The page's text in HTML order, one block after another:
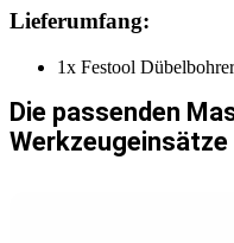
Lieferumfang:
1x Festool
Die passenden
Werkzeugeinsätze